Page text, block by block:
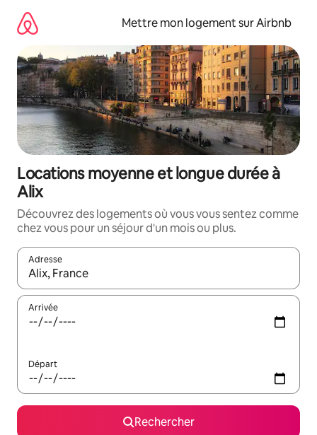
directement
contenu
Mettre mon logement sur Airbnb
Locations moyenne et longue durée à
Alix
Découvrez des logements où vous vous sentez comme
chez vous pour un séjour d'un mois ou plus.
Adresse
Lorsque les résultats s'affichent, utilisez les flèches vers le
Arrivée
Départ
Rechercher